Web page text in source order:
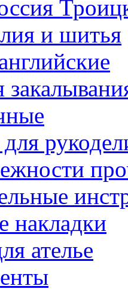
и шитья
накладки
ателье